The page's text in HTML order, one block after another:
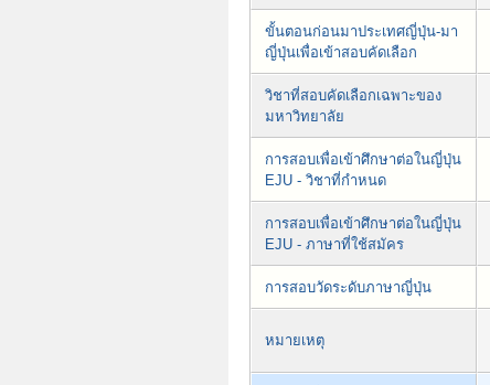
ขั้นตอนก่อนมาประเทศญี่ปุ่น-มา
ญี่ปุ่นเพื่อเข้าสอบคัดเลือก
วิชาที่สอบคัดเลือกเฉพาะของ
มหาวิทยาลัย
การสอบเพื่อเข้าศึกษาต่อในญี่ปุ่น
EJU - วิชาที่กำหนด
การสอบเพื่อเข้าศึกษาต่อในญี่ปุ่น
EJU - ภาษาที่ใช้สมัคร
การสอบวัดระดับภาษาญี่ปุ่น
หมายเหตุ